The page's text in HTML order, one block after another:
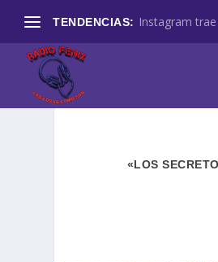
TENDENCIAS: Instagram
«LOS